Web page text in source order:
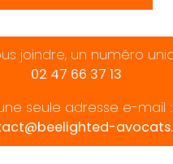
joindre, un numéro
02 47 66 37 13
seule adresse e-mail :